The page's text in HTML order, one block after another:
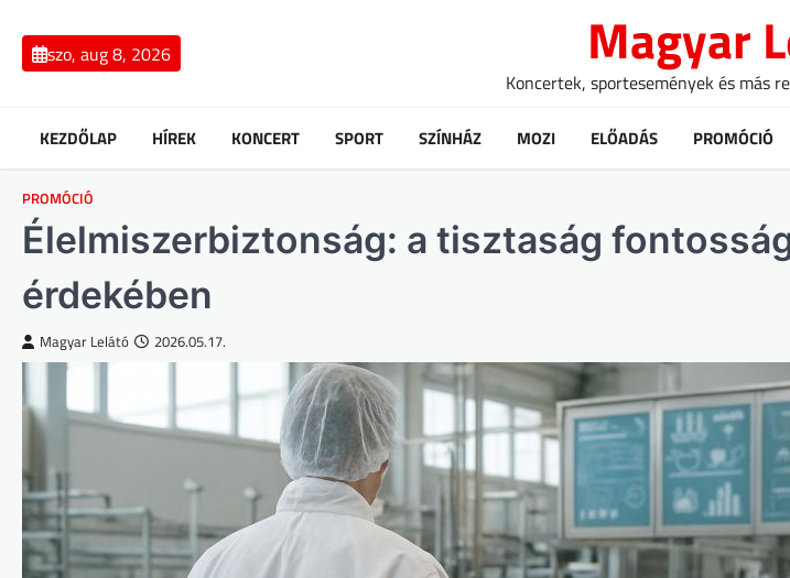
contentszo, aug 8, 2026 Magyar
Koncertek, sportesemények és más
KEZDŐLAP HÍREK KONCERT SPORT SZÍNHÁZ MOZI ELŐADÁS PROMÓCIÓ
PROMÓCIÓ
Élelmiszerbiztonság: a tisztaság
érdekében
Magyar Lelátó 2026.05.17.